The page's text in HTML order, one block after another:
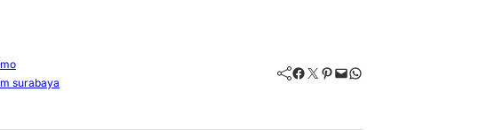
surabaya
Facebook Twitter Pinterest Mail WhatsApp